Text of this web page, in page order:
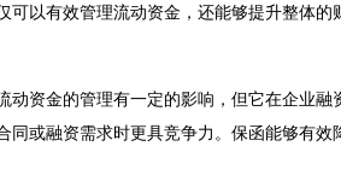
可以有效管理流动资金，还能够提升整体的
动资金的管理有一定的影响，但它在企业
同或融资需求时更具竞争力。保函能够有